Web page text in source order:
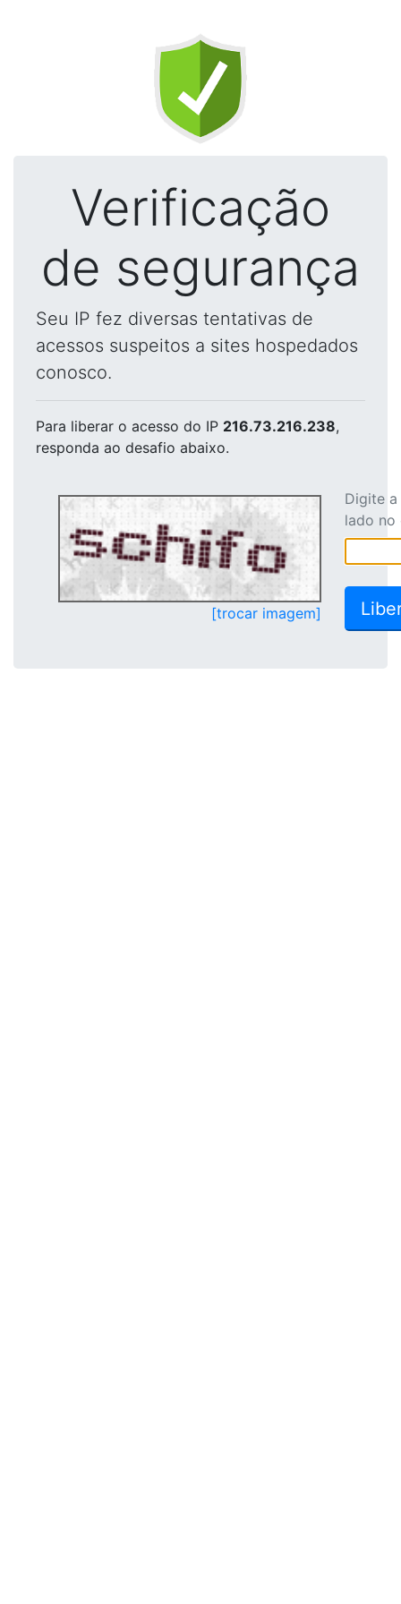
Verificação
de segurança
Seu IP fez diversas tentativas de
acessos suspeitos a sites hospedados
conosco.
Para liberar o acesso do IP 216.73.216.238,
responda ao desafio abaixo.
[trocar imagem]
Digite
lado no